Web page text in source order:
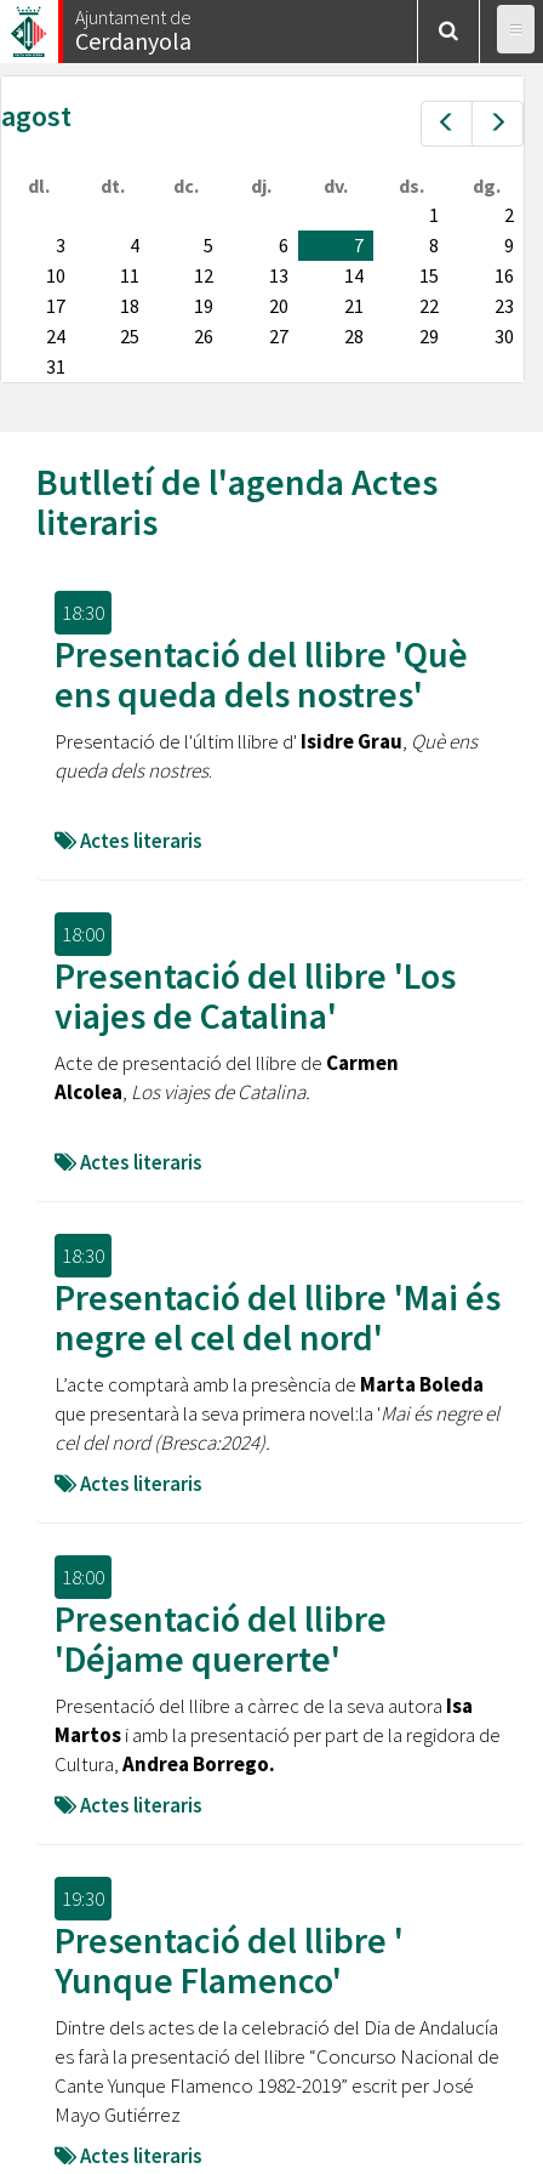
Vés
al
contingut
Ajuntament de
Cerdanyola
Prev
agost
dl. dt. dc. dj. dv. ds.
dg.
1
2
3
4 5 6 7 8
9
10
11 12 13 14 15
16
17
18 19 20 21 22
23
24
25 26 27 28 29
30
31
Butlletí de l'agenda Actes
literaris
18:30
Presentació del llibre 'Què
ens queda dels nostres'
Presentació de l'últim llibre d' Isidre Grau, Què ens
queda dels nostres.
Actes literaris
18:00
Presentació del llibre 'Los
viajes de Catalina'
Acte de presentació del llibre de Carmen
Alcolea, Los viajes de Catalina.
Actes literaris
18:30
Presentació del llibre 'Mai és
negre el cel del nord'
L’acte comptarà amb la presència de Marta Boleda
que presentarà la seva primera novel:la 'Mai és negre el
cel del nord (Bresca:2024).
Actes literaris
18:00
Presentació del llibre
'Déjame quererte'
Presentació del llibre a càrrec de la seva autora Isa
Martosi amb la presentació per part de la regidora de
Cultura,Andrea Borrego.
Actes literaris
19:30
Presentació del llibre '
Yunque Flamenco'
Dintre dels actes de la celebració del Dia de Andalucía
es farà la presentació del llibre “Concurso Nacional de
Cante Yunque Flamenco 1982-2019” escrit per José
Mayo Gutiérrez
Actes literaris